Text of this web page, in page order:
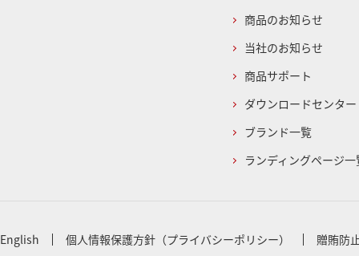
商品のお知らせ
当社のお知らせ
商品サポート
ダウンロードセンター
ブランド一覧
ランディングページ一
English 個人情報保護方針（プライバシーポリシー） 贈賄防